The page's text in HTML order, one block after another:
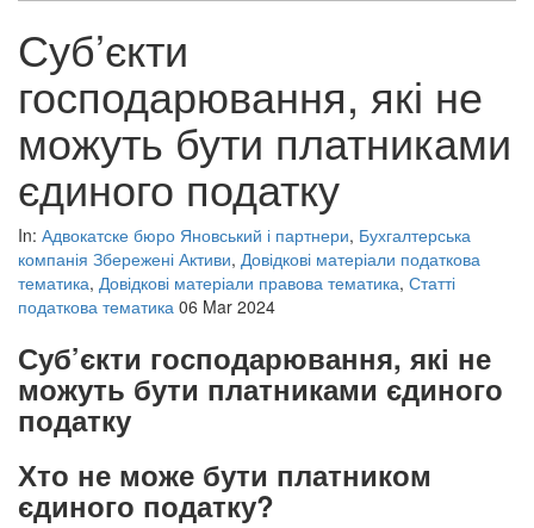
Суб’єкти
господарювання, які не
можуть бути платниками
єдиного податку
In: Адвокатске бюро Яновський і партнери, Бухгалтерська
компанія Збережені Активи, Довідкові матеріали податкова
тематика, Довідкові матеріали правова тематика, Статті
податкова тематика 06 Mar 2024
Суб’єкти господарювання, які не
можуть бути платниками єдиного
податку
Хто не може бути платником
єдиного податку?